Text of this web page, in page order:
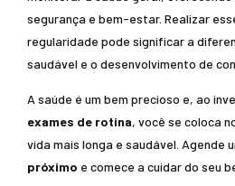
segurança e bem-estar. Realizar
regularidade pode significar a
saudável e o desenvolvimento de
A saúde é um bem precioso e, ao
exames de rotina, você se coloca
vida mais longa e saudável. Agende
próximo e comece a cuidar do seu